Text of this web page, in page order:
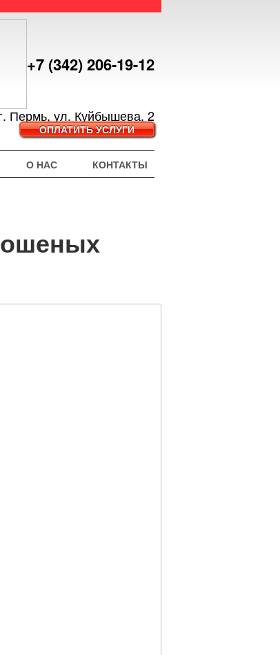
+7 (342) 206-19-12
Пермь, ул. Куйбышева, 2
ОПЛАТИТЬ УСЛУГИ
О НАС КОНТАКТЫ